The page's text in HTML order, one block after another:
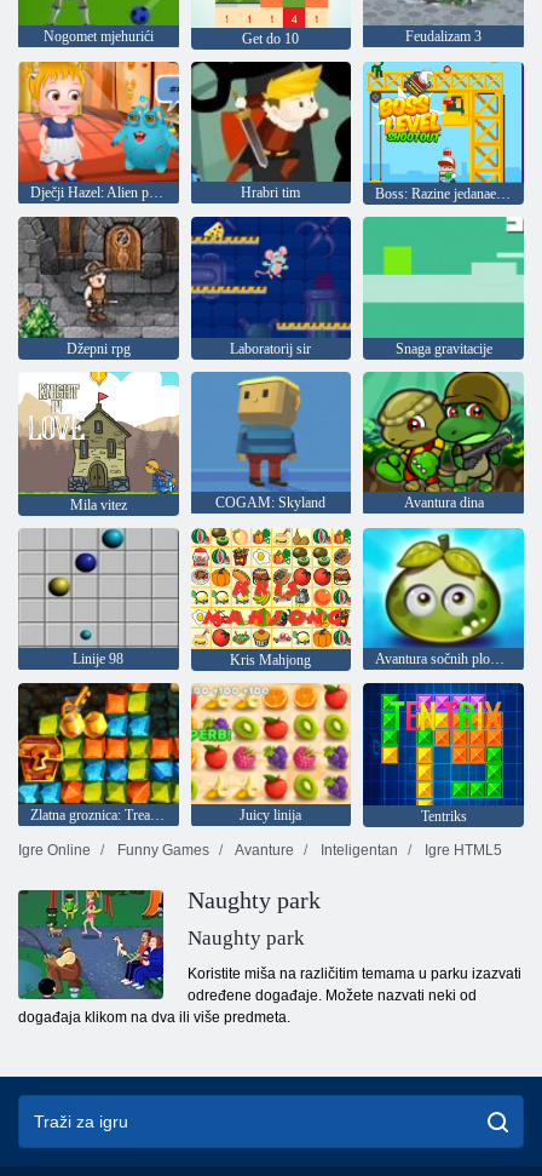
Nogomet mjehurići Get do 10 Feudalizam 3
Dječji Hazel: Alien prijatelj Hrabri tim Boss: Razine jedanaesteraca
Džepni rpg Laboratorij sir Snaga gravitacije
Mila vitez COGAM: Skyland Avantura dina
Linije 98 Kris Mahjong Avantura sočnih plodova
Zlatna groznica: Treasure Hunter Juicy linija
Tentriks
Igre Online
Funny Games Avanture Inteligentan Igre HTML5
Naughty park
Naughty park
Koristite miša na različitim temama u parku izazvati
određene događaje. Možete nazvati neki od
događaja klikom na dva ili više predmeta.